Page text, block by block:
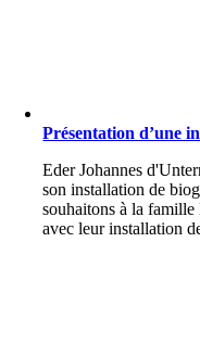
Présentation d’une
Eder Johannes
son installation de
souhaitons à la famille
avec leur installation